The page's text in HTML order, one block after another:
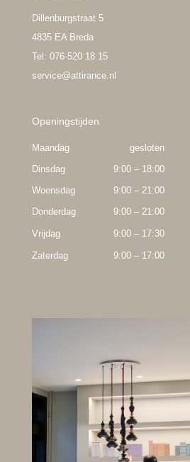
Dillenburgstraat 5
4835 EA Breda
Tel: 076-520 18 15
service@attirance.nl
Openingstijden
Maandag
gesloten
Dinsdag
9:00 – 18:00
Woensdag
9:00 – 21:00
Donderdag
9:00 – 21:00
Vrijdag 9:00 – 17:30
Zaterdag 9:00 – 17:00